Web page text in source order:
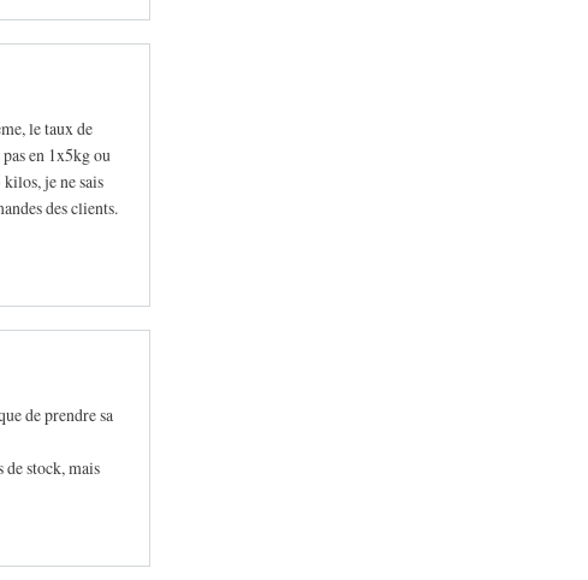
le taux de
en 1x5kg ou
je ne sais
des clients.
de prendre sa
stock, mais